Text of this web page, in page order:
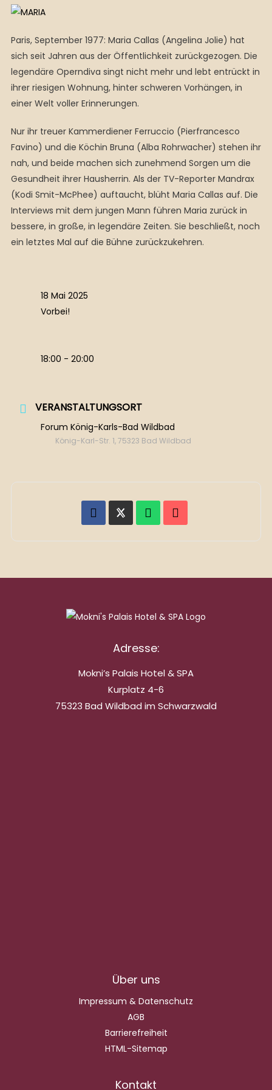
Paris, September 1977: Maria Callas (Angelina Jolie) hat
sich seit Jahren aus der Öffentlichkeit zurückgezogen. Die
legendäre Operndiva singt nicht mehr und lebt entrückt in
ihrer riesigen Wohnung, hinter schweren Vorhängen, in
einer Welt voller Erinnerungen.
Nur ihr treuer Kammerdiener Ferruccio (Pierfrancesco
Favino) und die Köchin Bruna (Alba Rohrwacher) stehen ihr
nah, und beide machen sich zunehmend Sorgen um die
Gesundheit ihrer Hausherrin. Als der TV-Reporter Mandrax
(Kodi Smit-McPhee) auftaucht, blüht Maria Callas auf. Die
Interviews mit dem jungen Mann führen Maria zurück in
bessere, in große, in legendäre Zeiten. Sie beschließt, noch
ein letztes Mal auf die Bühne zurückzukehren.
18 Mai 2025
Vorbei!
18:00 - 20:00
VERANSTALTUNGSORT
Forum König-Karls-Bad Wildbad
König-Karl-Str. 1, 75323 Bad Wildbad
Adresse:
Mokni’s Palais Hotel & SPA
Kurplatz 4-6
75323 Bad Wildbad im Schwarzwald
Über uns
Impressum & Datenschutz
AGB
Barrierefreiheit
HTML-Sitemap
Kontakt